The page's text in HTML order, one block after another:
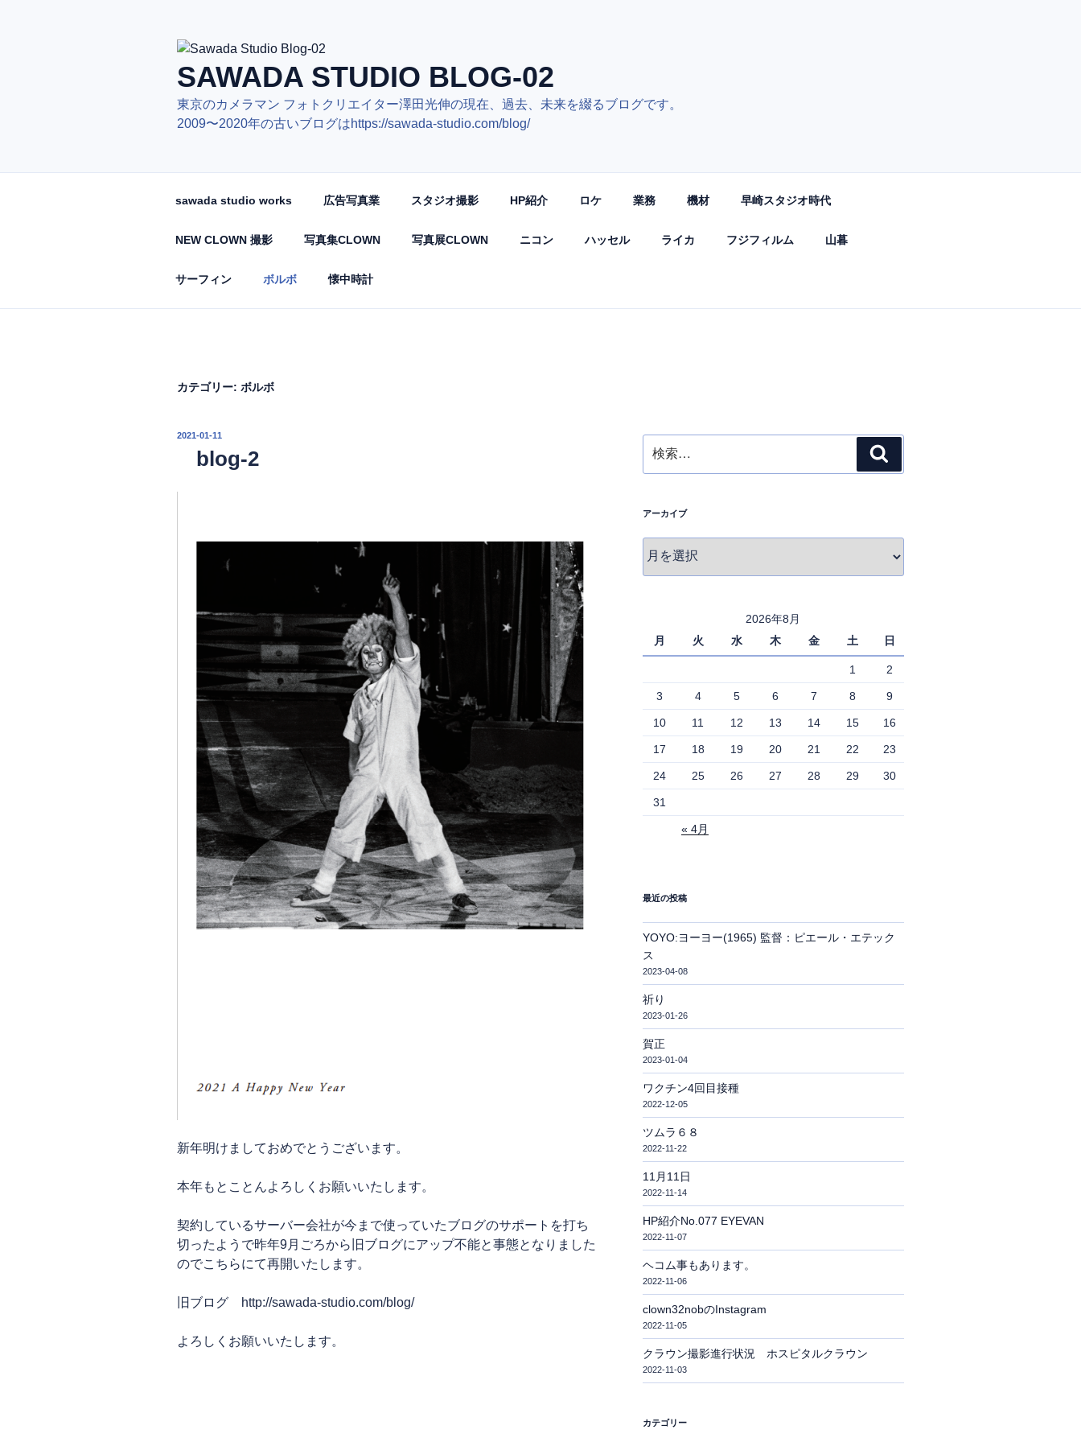
SAWADA STUDIO BLOG-02
東京のカメラマン フォトクリエイター澤田光伸の現在、過去、未来を綴るブログです。
2009〜2020年の古いブログはhttps://sawada-studio.com/blog/
sawada studio works 広告写真業 スタジオ撮影 HP紹介 ロケ 業務 機材 早崎スタジオ時代
NEW CLOWN 撮影 写真集CLOWN 写真展CLOWN ニコン ハッセル ライカ フジフィルム 山暮
サーフィン ボルボ 懐中時計
カテゴリー: ボルボ
投
2021-01-11
blog-2
新年明けましておめでとうございます。
本年もとことんよろしくお願いいたします。
契約しているサーバー会社が今まで使っていたブログのサポートを打ち
切ったようで昨年9月ごろから旧ブログにアップ不能と事態となりました
のでこちらにて再開いたします。
旧ブログ http://sawada-studio.com/blog/
よろしくお願いいたします。
索:
索
アーカイブ
ー
2026年8月
月
火 水 木 金 土 日
1 2
3 4 5 6 7 8 9
10 11 12 13 14 15 16
17 18 19 20 21 22 23
24 25 26 27 28 29 30
31
« 4月
最近の投稿
YOYO:ヨーヨー(1965) 監督：ピエール・エテック
ス
2023-04-08
祈り
2023-01-26
賀正
2023-01-04
ワクチン4回目接種
2022-12-05
ツムラ６８
2022-11-22
11月11日
2022-11-14
HP紹介No.077 EYEVAN
2022-11-07
ヘコム事もあります。
2022-11-06
clown32nobのInstagram
2022-11-05
クラウン撮影進行状況 ホスピタルクラウン
2022-11-03
カテゴリー